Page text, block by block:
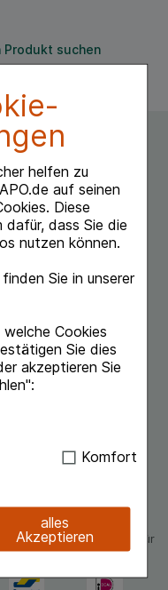
helfen zu
auf seinen
Diese
dafür, dass Sie die
nutzen können.
Sie in unserer
Cookies
Sie dies
akzeptieren Sie
handelt es sich um
unserer
auf diese nicht
zu gestalten,
Komfort
alles
Akzeptieren
Produkt suchen
beim
für Medizinische
Information.
Scanner
verschiedenen
und Rechnung (für